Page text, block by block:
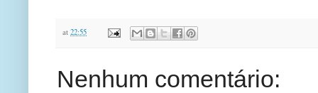
at 22:55
Nenhum comentário: